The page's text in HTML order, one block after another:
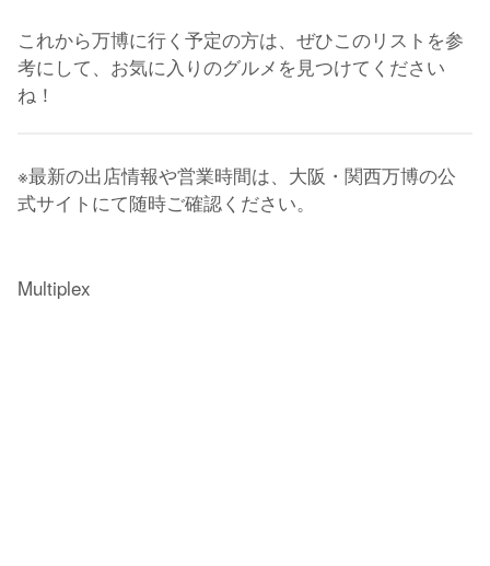
これから万博に行く予定の方は、ぜひこのリストを参
考にして、お気に入りのグルメを見つけてください
ね！
※最新の出店情報や営業時間は、大阪・関西万博の公
式サイトにて随時ご確認ください。
Multiplex